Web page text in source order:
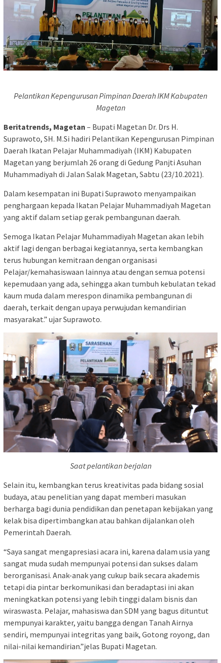
Pelantikan Kepengurusan Pimpinan Daerah IKM Kabupaten
Magetan
Beritatrends, Magetan – Bupati Magetan Dr. Drs H.
Suprawoto, SH. M.Si hadiri Pelantikan Kepengurusan Pimpinan
Daerah Ikatan Pelajar Muhammadiyah (IKM) Kabupaten
Magetan yang berjumlah 26 orang di Gedung Panjti Asuhan
Muhammadiyah di Jalan Salak Magetan, Sabtu (23/10.2021).
Dalam kesempatan ini Bupati Suprawoto menyampaikan
penghargaan kepada Ikatan Pelajar Muhammadiyah Magetan
yang aktif dalam setiap gerak pembangunan daerah.
Semoga Ikatan Pelajar Muhammadiyah Magetan akan lebih
aktif lagi dengan berbagai kegiatannya, serta kembangkan
terus hubungan kemitraan dengan organisasi
Pelajar/kemahasiswaan lainnya atau dengan semua potensi
kepemudaan yang ada, sehingga akan tumbuh kebulatan tekad
kaum muda dalam merespon dinamika pembangunan di
daerah, terkait dengan upaya perwujudan kemandirian
masyarakat.” ujar Suprawoto.
Saat pelantikan berjalan
Selain itu, kembangkan terus kreativitas pada bidang sosial
budaya, atau penelitian yang dapat memberi masukan
berharga bagi dunia pendidikan dan penetapan kebijakan yang
kelak bisa dipertimbangkan atau bahkan dijalankan oleh
Pemerintah Daerah.
“Saya sangat mengapresiasi acara ini, karena dalam usia yang
sangat muda sudah mempunyai potensi dan sukses dalam
berorganisasi. Anak-anak yang cukup baik secara akademis
tetapi dia pintar berkomunikasi dan beradaptasi ini akan
meningkatkan potensi yang lebih tinggi dalam bisnis dan
wiraswasta. Pelajar, mahasiswa dan SDM yang bagus dituntut
mempunyai karakter, yaitu bangga dengan Tanah Airnya
sendiri, mempunyai integritas yang baik, Gotong royong, dan
nilai-nilai kemandirian.”jelas Bupati Magetan.